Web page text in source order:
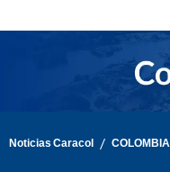
Noticias Caracol / COLOMBIA